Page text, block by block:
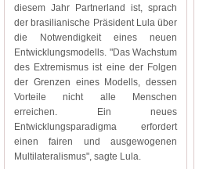
diesem Jahr Partnerland ist, sprach
der brasilianische Präsident Lula über
die Notwendigkeit eines neuen
Entwicklungsmodells. "Das Wachstum
des Extremismus ist eine der Folgen
der Grenzen eines Modells, dessen
Vorteile nicht alle Menschen
erreichen. Ein neues
Entwicklungsparadigma erfordert
einen fairen und ausgewogenen
Multilateralismus", sagte Lula.